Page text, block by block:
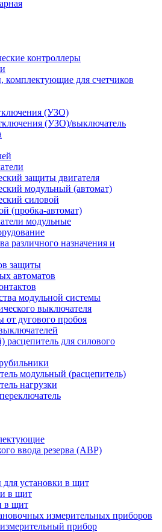
контроллеры
для счетчиков
(УЗО)
(УЗО)/выключатель
защиты двигателя
модульный (автомат)
силовой
(пробка-автомат)
модульные
различного назначения и
защиты
автоматов
модульной системы
выключателя
дугового пробоя
для силового
модульный (расцепитель)
нагрузки
ввода резерва (АВР)
установки в щит
в щит
в щит
измерительных приборов
прибор